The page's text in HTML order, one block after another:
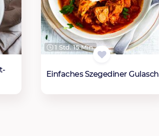
1 Std. 15 Min.
Einfaches Szegediner Gulasch